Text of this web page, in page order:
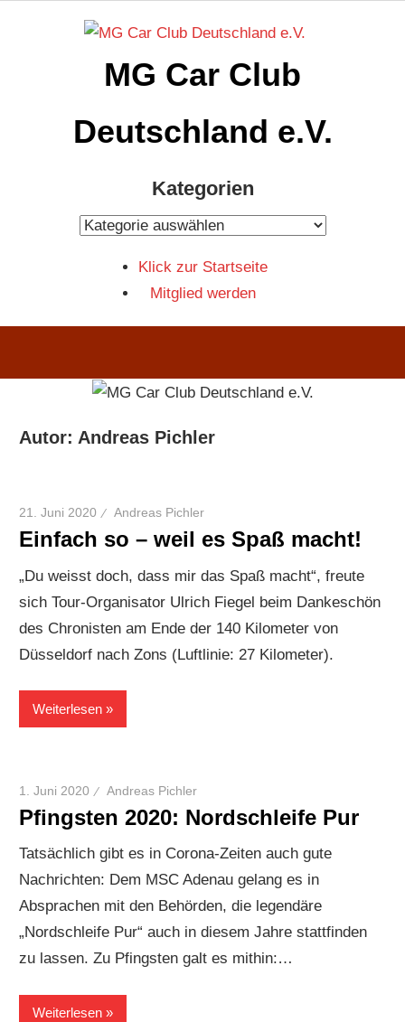
MG Car Club
Deutschland e.V.
Kategorien
Kategorien
Klick zur Startseite
Mitglied werden
Autor: Andreas Pichler
21. Juni 2020 Andreas Pichler
Einfach so – weil es Spaß macht!
„Du weisst doch, dass mir das Spaß macht“, freute
sich Tour-Organisator Ulrich Fiegel beim Dankeschön
des Chronisten am Ende der 140 Kilometer von
Düsseldorf nach Zons (Luftlinie: 27 Kilometer).
Weiterlesen
1. Juni 2020 Andreas Pichler
Pfingsten 2020: Nordschleife Pur
Tatsächlich gibt es in Corona-Zeiten auch gute
Nachrichten: Dem MSC Adenau gelang es in
Absprachen mit den Behörden, die legendäre
„Nordschleife Pur“ auch in diesem Jahre stattfinden
zu lassen. Zu Pfingsten galt es mithin:…
Weiterlesen